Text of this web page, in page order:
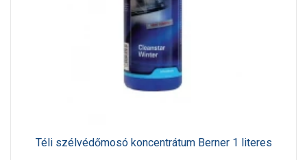
Téli szélvédőmosó koncentrátum Berner 1 literes